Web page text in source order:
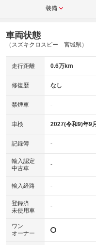
装備
車両状態
（スズキクロスビー 宮城県）
走行距離 0.6万km
修復歴 なし
禁煙車 -
車検 2027(令和9)年9月
記録簿 -
輸入認定
中古車
-
輸入経路 -
登録済
未使用車
-
ワン
オーナー